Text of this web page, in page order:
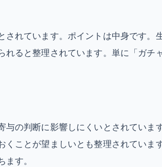
れています。ポイントは中身です
ると整理されています。単に「ガ
の判断に影響しにくいとされてい
ことが望ましいとも整理されてい
す。